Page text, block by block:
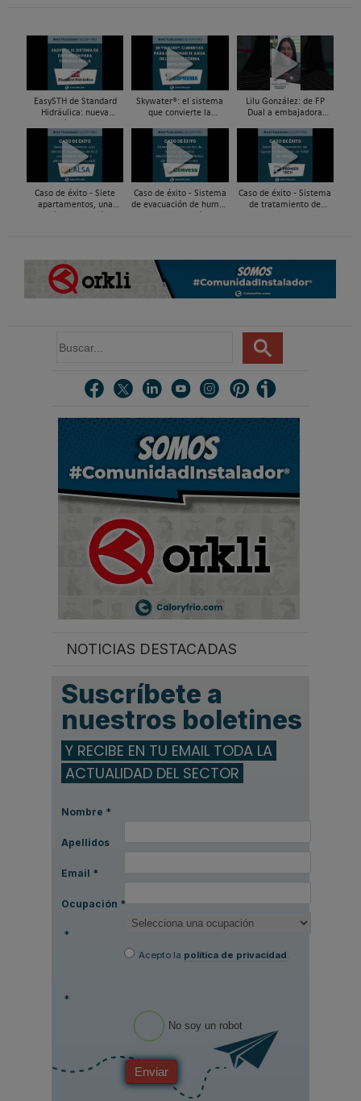
EasySTH de Standard
Hidráulica: nueva
de expansión para
tuberías PEX
Skywater®: el sistema
que convierte la
infraestructura activa de
gestión del agua...
Lilu González: de FP
Dual a embajadora
| Mecatrónica Industrial
Caso de éxito - Siete
apartamentos, una
Caso de éxito - Sistema
de evacuación de humos
Caso de éxito - Sistema
de tratamiento de
u
r
.
NOTICIAS DESTACADAS
Suscríbete a
nuestros boletines
Y RECIBE EN TU EMAIL TODA LA
ACTUALIDAD DEL SECTOR
Nombre *
Apellidos
Email *
Ocupación *
*
Acepto la política de privacidad.
*
No soy un robot
Enviar